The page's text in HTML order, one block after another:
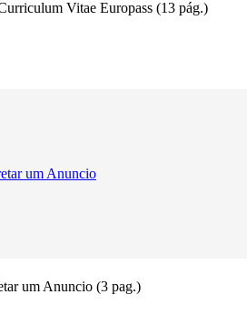
Vitae Europass (13 pág.)
um Anuncio
um Anuncio (3 pag.)